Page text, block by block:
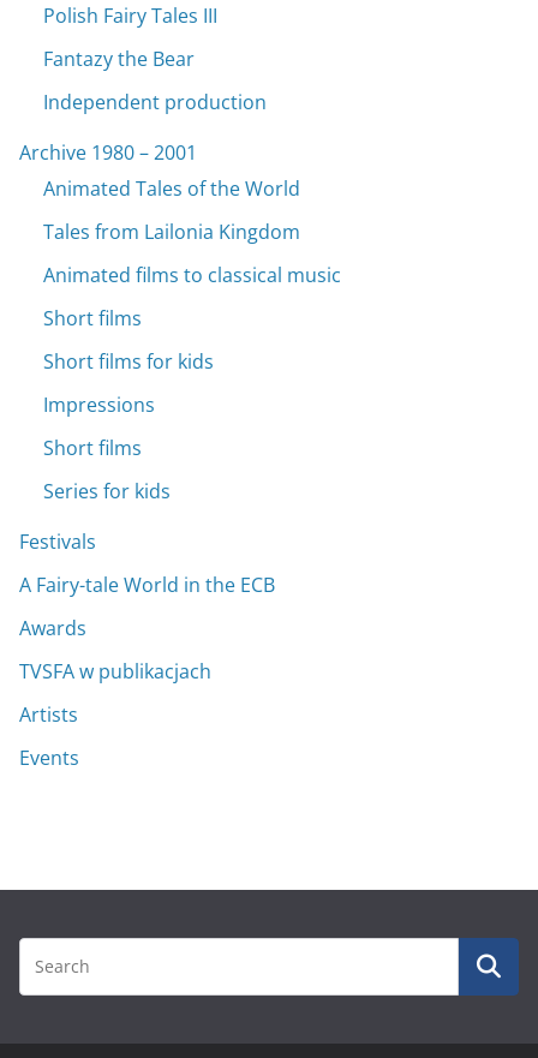
Polish Fairy Tales III
Fantazy the Bear
Independent production
Archive 1980 – 2001
Animated Tales of the World
Tales from Lailonia Kingdom
Animated films to classical music
Short films
Short films for kids
Impressions
Short films
Series for kids
Festivals
A Fairy-tale World in the ECB
Awards
TVSFA w publikacjach
Artists
Events